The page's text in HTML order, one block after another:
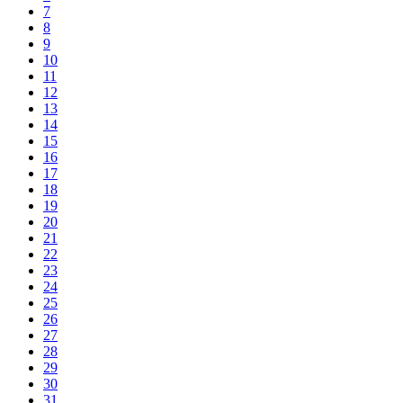
7
8
9
10
11
12
13
14
15
16
17
18
19
20
21
22
23
24
25
26
27
28
29
30